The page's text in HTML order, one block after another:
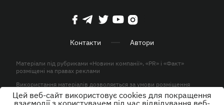
Контакти Автори
Матеріали під рубриками «Новини компанії», «PR» і «Факт»
розміщені на правах реклами
Використання матеріалів дозволяється за умови розміщення
активного гіперпосилання на KP.UA в першому абзаці.
Цей веб-сайт використовує cookies для покращення
взаємодії з користувачем під час відвідування веб-